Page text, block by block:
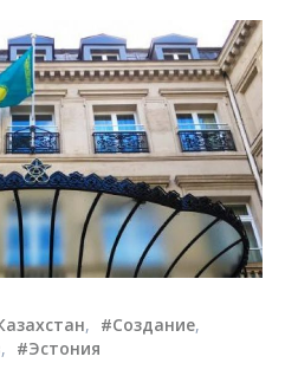
, #Создание,
, #Эстония